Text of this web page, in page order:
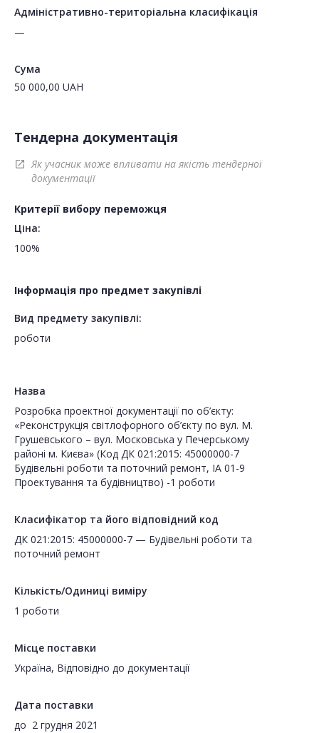
Адміністративно-територіальна класифікація
—
Сума
50 000,00 UAH
Тендерна документація
open_in_new
Як учасник може впливати на якість тендерної
документації
Критерії вибору переможця
Ціна:
100%
Інформація про предмет закупівлі
Вид предмету закупівлі:
роботи
Назва
Розробка проектної документації по об’єкту:
«Реконструкція світлофорного об’єкту по вул. М.
Грушевського – вул. Московська у Печерському
районі м. Києва» (Код ДК 021:2015: 45000000-7
Будівельні роботи та поточний ремонт, ІА 01-9
Проектування та будівництво) -1 роботи
Класифікатор та його відповідний код
ДК 021:2015: 45000000-7 — Будівельні роботи та
поточний ремонт
Кількість/Одиниці виміру
1 роботи
Місце поставки
Україна, Відповідно до документації
Дата поставки
до 2 грудня 2021